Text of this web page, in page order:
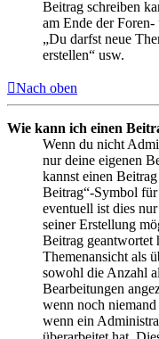
Beitrag schreiben
am Ende der
„Du darfst neue
erstellen“ usw.
Nach oben
Wie kann ich einen
Wenn du nicht
nur deine eigenen
kannst einen
Beitrag“-Symbol
eventuell ist dies
seiner Erstellung
Beitrag geantwortet
Themenansicht als
sowohl die Anzahl
Bearbeitungen
wenn noch
wenn ein